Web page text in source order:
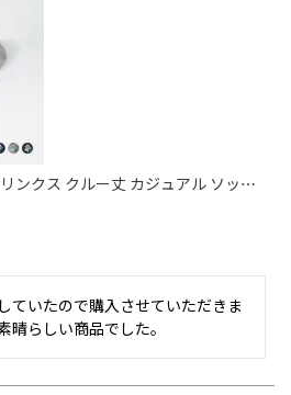
ンクス クルー丈 カジュアル ソック
ていたので購入させていただきま
晴らしい商品でした。